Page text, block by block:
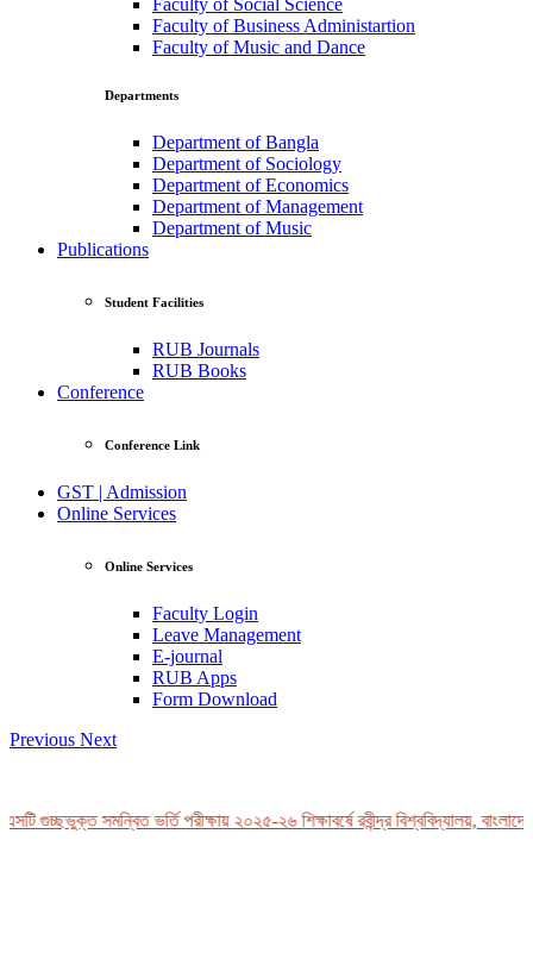
Faculty of Business Administartion
Faculty of Music and Dance
Departments
Department of Bangla
Department of Sociology
Department of Economics
Department of Management
Department of Music
Publications
Student Facilities
RUB Journals
RUB Books
Conference
Conference Link
GST | Admission
Online Services
Online Services
Faculty Login
Leave Management
E-journal
RUB Apps
Form Download
Previous Next
গুচ্ছভুক্ত সমন্বিত ভর্তি পরীক্ষায় ২০২৫-২৬ শিক্ষাবর্ষে রবীন্দ্র বিশ্ববিদ্যালয়,